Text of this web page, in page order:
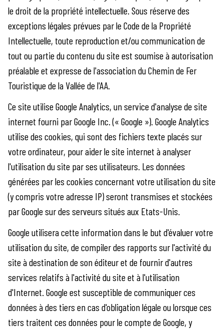
le droit de la propriété intellectuelle. Sous réserve des
exceptions légales prévues par le Code de la Propriété
Intellectuelle, toute reproduction et/ou communication de
tout ou partie du contenu du site est soumise à autorisation
préalable et expresse de l'association du Chemin de Fer
Touristique de la Vallée de l'AA.
Ce site utilise Google Analytics, un service d'analyse de site
internet fourni par Google Inc. (« Google »). Google Analytics
utilise des cookies, qui sont des fichiers texte placés sur
votre ordinateur, pour aider le site internet à analyser
l'utilisation du site par ses utilisateurs. Les données
générées par les cookies concernant votre utilisation du site
(y compris votre adresse IP) seront transmises et stockées
par Google sur des serveurs situés aux Etats-Unis.
Google utilisera cette information dans le but d'évaluer votre
utilisation du site, de compiler des rapports sur l'activité du
site à destination de son éditeur et de fournir d'autres
services relatifs à l'activité du site et à l'utilisation
d'Internet. Google est susceptible de communiquer ces
données à des tiers en cas d'obligation légale ou lorsque ces
tiers traitent ces données pour le compte de Google, y